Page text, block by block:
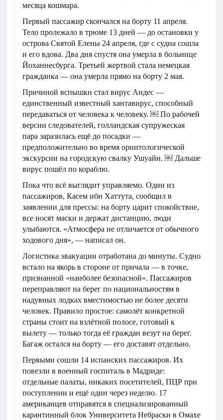
месяца кошмара.
Первый пассажир скончался на борту 11 апреля.
Тело пролежало в трюме 13 дней — до остановки у
острова Святой Елены 24 апреля, где с судна сошла
и его вдова. Два дня спустя она умерла в больнице
Йоханнесбурга. Третьей жертвой стала немецкая
гражданка — она умерла прямо на борту 2 мая.
Причиной вспышки стал вирус Андес —
единственный известный хантавирус, способный
передаваться от человека к человеку. ￼ По рабочей
версии следователей, голландская супружеская
пара заразилась ещё до посадки —
предположительно во время орнитологической
экскурсии на городскую свалку Ушуайи. ￼ Дальше
вирус пошёл по кораблю.
Пока что всё выглядит управляемо. Один из
пассажиров, Касем ибн Хаттута, сообщил в
заявлении для прессы: на борту царит спокойствие,
все носят маски и держат дистанцию, люди
улыбаются. «Атмосфера не отличается от обычного
ходового дня», — написал он.
Логистика эвакуации отработана до минуты. Судно
встало на якорь в стороне от причала — в точке,
признанной «наиболее безопасной». Пассажиров
переправляют на берег по национальностям в
надувных лодках вместимостью не более десяти
человек. Правило простое: самолёт конкретной
страны стоит на взлётной полосе, готовый к
вылету — только тогда её граждан везут на берег.
Багаж остался на борту — его доставят отдельно.
Первыми сошли 14 испанских пассажиров. Их
повезли в военный госпиталь в Мадриде:
отдельные палаты, никаких посетителей, ПЦР при
поступлении и ещё один через неделю. 17
американцев отправятся в специализированный
карантинный блок Университета Небраски в Омахе